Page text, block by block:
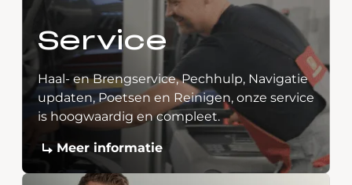
Service
Haal- en Brengservice, Pechhulp, Navigatie
updaten, Poetsen en Reinigen, onze service
is hoogwaardig en compleet.
Meer informatie